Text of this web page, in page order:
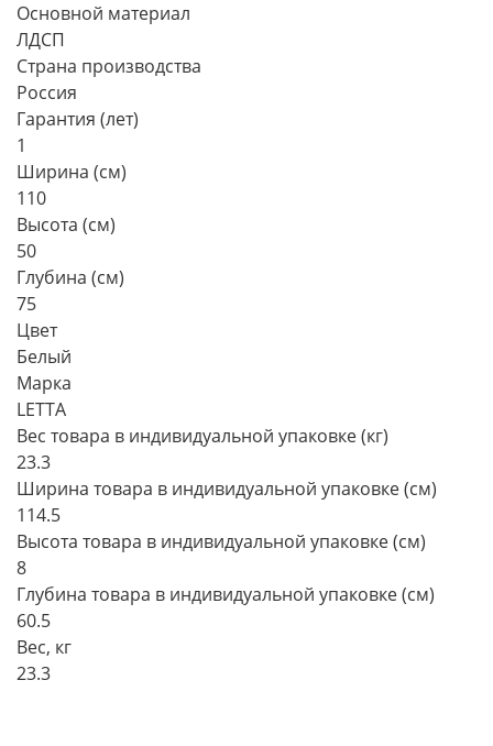
Основной материал
ЛДСП
Страна производства
Россия
Гарантия (лет)
1
Ширина (см)
110
Высота (см)
50
Глубина (см)
75
Цвет
Белый
Марка
LETTA
Вес товара в индивидуальной упаковке (кг)
23.3
Ширина товара в индивидуальной упаковке (см)
114.5
Высота товара в индивидуальной упаковке (см)
8
Глубина товара в индивидуальной упаковке (см)
60.5
Вес, кг
23.3